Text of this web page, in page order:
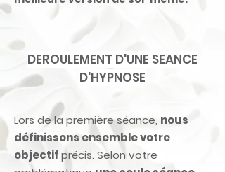
DEROULEMENT D'UNE SEANCE
D'HYPNOSE
Lors de la première séance, nous
définissons ensemble votre
objectifprécis. Selon votre